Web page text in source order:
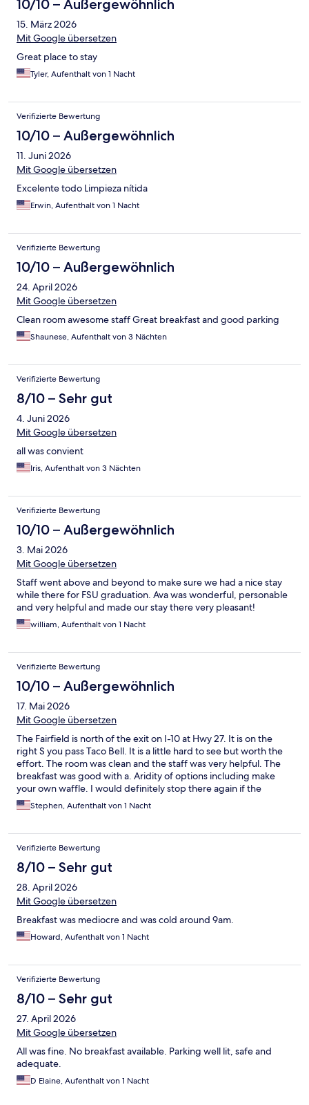
10/10 – Außergewöhnlich
15. März 2026
Mit Google übersetzen
Great place to stay
Tyler, Aufenthalt von 1 Nacht
Verifizierte Bewertung
10/10 – Außergewöhnlich
11. Juni 2026
Mit Google übersetzen
Excelente todo Limpieza nítida
Erwin, Aufenthalt von 1 Nacht
Verifizierte Bewertung
10/10 – Außergewöhnlich
24. April 2026
Mit Google übersetzen
Clean room awesome staff Great breakfast and good parking
Shaunese, Aufenthalt von 3 Nächten
Verifizierte Bewertung
8/10 – Sehr gut
4. Juni 2026
Mit Google übersetzen
all was convient
Iris, Aufenthalt von 3 Nächten
Verifizierte Bewertung
10/10 – Außergewöhnlich
3. Mai 2026
Mit Google übersetzen
Staff went above and beyond to make sure we had a nice stay
while there for FSU graduation. Ava was wonderful, personable
and very helpful and made our stay there very pleasant!
william, Aufenthalt von 1 Nacht
Verifizierte Bewertung
10/10 – Außergewöhnlich
17. Mai 2026
Mit Google übersetzen
The Fairfield is north of the exit on I-10 at Hwy 27. It is on the
right S you pass Taco Bell. It is a little hard to see but worth the
effort. The room was clean and the staff was very helpful. The
breakfast was good with a. Aridity of options including make
your own waffle. I would definitely stop there again if the
situation arose.
Stephen, Aufenthalt von 1 Nacht
Verifizierte Bewertung
8/10 – Sehr gut
28. April 2026
Mit Google übersetzen
Breakfast was mediocre and was cold around 9am.
Howard, Aufenthalt von 1 Nacht
Verifizierte Bewertung
8/10 – Sehr gut
27. April 2026
Mit Google übersetzen
All was fine. No breakfast available. Parking well lit, safe and
adequate.
D Elaine, Aufenthalt von 1 Nacht